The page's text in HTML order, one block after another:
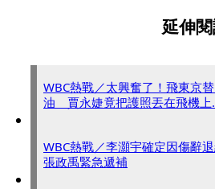
延伸
WBC熱戰／太興奮了！飛東京
油 賈永婕竟把護照丟在飛機
WBC熱戰／李灝宇確定因傷辭
張政禹緊急遞補